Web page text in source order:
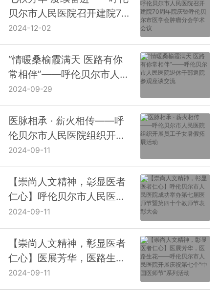
贝尔市人民医院召开建院70
周年院庆暨呼伦贝尔市医学
会肿瘤分会学术会议
2024-12-02
“情暖桑榆霞满天 医路有你
常相伴”——呼伦贝尔市人民
医院退休干部返院参观座谈
交流
2024-09-29
医脉相承 · 薪火相传——呼
伦贝尔市人民医院组织开展
员工子女暑假拓展活动
2024-09-11
【崇尚人文精神，彰显医者
仁心】呼伦贝尔市人民医院
成功举办第七届医师节暨第
四十个教师节表彰大会
2024-09-11
【崇尚人文精神，彰显医者
仁心】医展芳华，医路生花
——呼伦贝尔市人民医院开
展庆祝第七个“中国医师
2024-09-11